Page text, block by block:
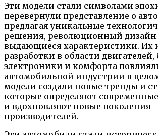
Эти модели стали символами
перевернули представление о
предлагая уникальные
решения, революционный дизайн
выдающиеся характеристики. Их
разработки в области двигателей,
электроники и комфорта
автомобильной индустрии в
модели создали новые тренды и
которые определяют
и вдохновляют новые поколения
производителей.